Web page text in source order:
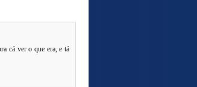
cá ver o que era, e tá